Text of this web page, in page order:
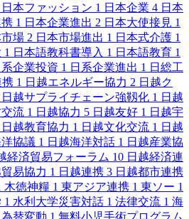
日本ファッション 1 日本企業 4 日本
1 日本企業進出 2 日本大使接見 1
市場 2 日本市場進出 1 日本式介護 1
1 日本語教科書導入 1 日本語教育 1
系企業投資 1 日系企業進出 1 日総工
携 1 日越エネルギー協力 2 日越ク
日越サプライチェーン強靱化 1 日越
流 1 日越協力 5 日越友好 1 日越宇
日越教育協力 1 日越文化交流 1 日越
協議 1 日越海洋対話 1 日越産業協
経済貿易フォーラム 10 日越経済連
貿易協力 1 日越連携 3 日越都市連携
木徳神糧 1 東アジア連携 1 東ソー 1
1 水利大学災害対話 1 法律交流 1 海